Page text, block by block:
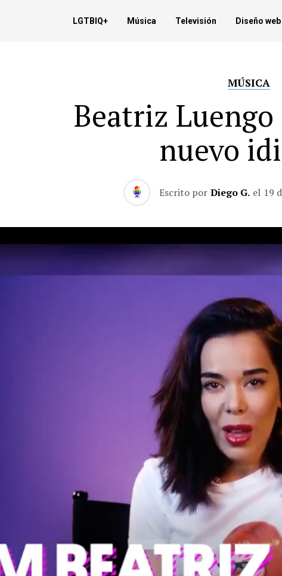
LGTBIQ+ Música Televisión Diseño web
MÚSICA
Beatriz
nuevo
Escrito por Diego G. el 19